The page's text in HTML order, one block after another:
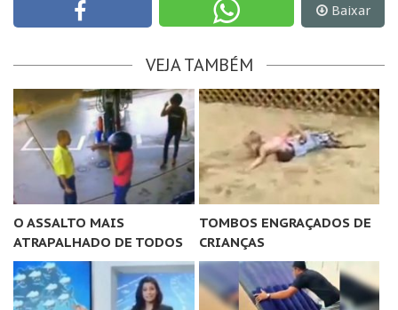
Baixar
VEJA TAMBÉM
O ASSALTO MAIS
ATRAPALHADO DE TODOS
TOMBOS ENGRAÇADOS DE
CRIANÇAS